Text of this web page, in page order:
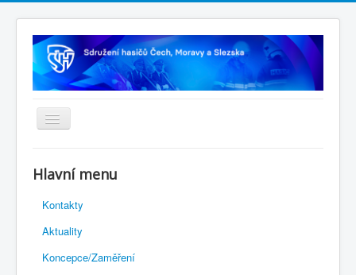
Rejstřík sportu
Novelizace Stanov SH ČMS
Plán činnosti 2026
Kalendář akcí
Hlavní menu
Kontakty
Aktuality
Koncepce/Zaměření